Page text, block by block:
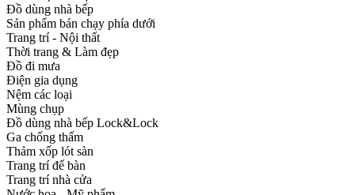
Đồ dùng nhà bếp
Sản phẩm bán chạy phía dưới
Trang trí - Nội thất
Thời trang & Làm đẹp
Đồ đi mưa
Điện gia dụng
Nệm các loại
Mùng chụp
Đồ dùng nhà bếp Lock&Lock
Ga chống thấm
Thảm xốp lót sàn
Trang trí để bàn
Trang trí nhà cửa